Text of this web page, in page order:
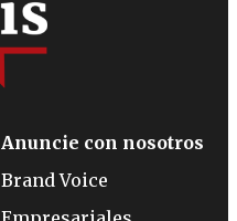
Anuncie con nosotros
Brand Voice